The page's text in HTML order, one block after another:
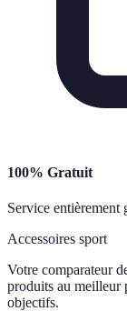
100% Gratuit
Service entièrement
Accessoires sport
Votre comparateur
produits au meilleur
objectifs.